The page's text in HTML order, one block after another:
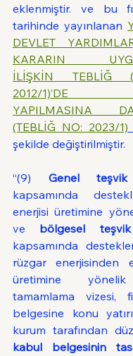
eklenmiştir. ve bu
tarihinde yayınlanan
DEVLET
KARARIN
İLİŞKİN TEBLİĞ
2012/1)’DE
YAPILMASINA
(TEBLİĞ NO: 2023/1)
şekilde değiştirilmiştir.
“(9) Genel teşvik
kapsamında
enerjisi üretimine
ve bölgesel teşvik
kapsamında
rüzgar enerjisinden
üretimine yönelik
tamamlama vizesi,
belgesine konu
kurum tarafından
kabul belgesinin